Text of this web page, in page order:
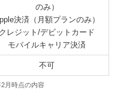
のみ）
決済（月額プランのみ）
クレジット/デビットカード
モバイルキャリア決済
不可
月時点の内容